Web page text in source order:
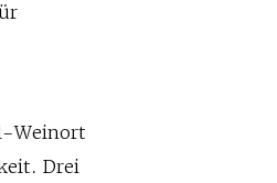
Weinort
Drei